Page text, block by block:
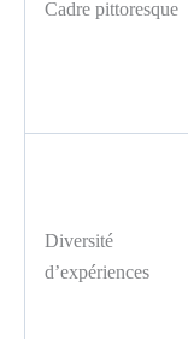
Cadre pittoresque
Diversité
d’expériences